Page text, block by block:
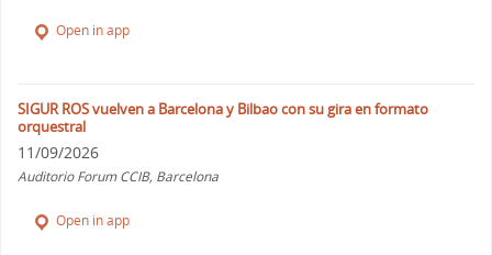
Open in app
SIGUR ROS vuelven a Barcelona y Bilbao con su gira en formato
orquestral
11/09/2026
Auditorio Forum CCIB, Barcelona
Open in app